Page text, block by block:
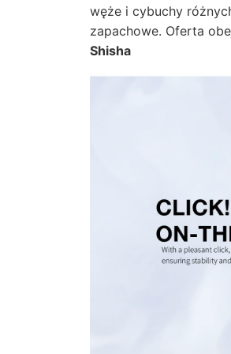
węże i cybuchy
zapachowe. Oferta
Shisha